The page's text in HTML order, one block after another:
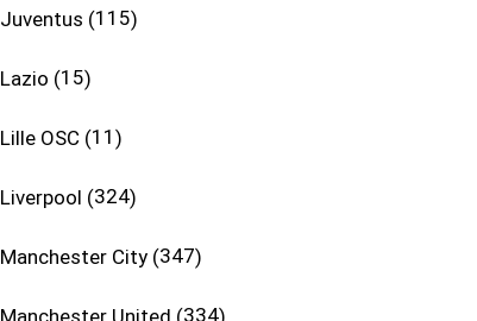
Juventus 115
Lazio 15
Lille OSC 11
Liverpool 324
Manchester City 347
Manchester United 334